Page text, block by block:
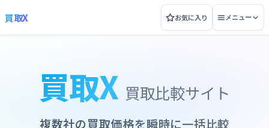
買取X お気に入り メニュー
買取X 買取比較サイト
複数社の買取価格を瞬時に一括比較